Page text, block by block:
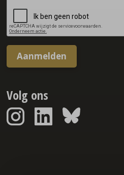
Aanmelden
Volg ons